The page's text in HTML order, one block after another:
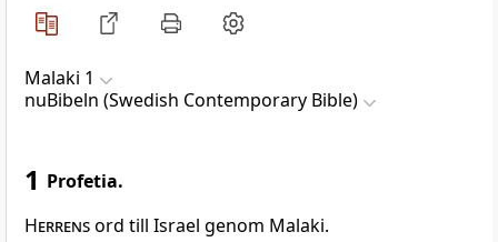
Malaki 1
nuBibeln (Swedish Contemporary Bible)
1 Profetia.
Herrensord till Israel genom Malaki.